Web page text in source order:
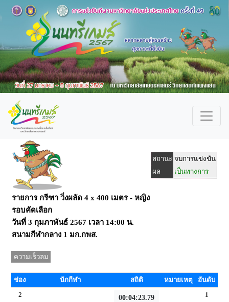
สถานะ จบการแข่งขัน
ผล
เป็นทางการ
รายการ กรีฑา วิ่งผลัด 4 x 400 เมตร - หญิง
รอบคัดเลือก
วันที่ 3 กุมภาพันธ์ 2567 เวลา 14:00 น.
สนามกีฬากลาง 1 มก.กพส.
ความเร็วลม
ช่อง นักกีฬา สถิติ หมายเหตุ
อันดับ
2
00:04:23.79 1